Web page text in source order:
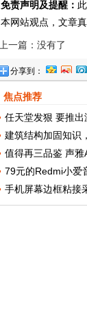
免责声明及提醒：
本网站观点，文章
上一篇：没有了
分享到：
焦点推荐
任天堂发狠 要推
建筑结构加固知识
值得再三品鉴 声雅
79元的Redmi小爱
手机屏幕边框粘接